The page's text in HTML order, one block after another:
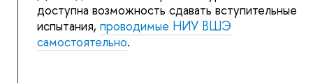
доступна возможность сдавать вступительные
испытания,проводимые НИУ ВШЭ
самостоятельно.